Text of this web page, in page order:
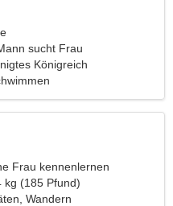
sucht Frau
Königreich
Frau kennenlernen
kg (185 Pfund)
Wandern